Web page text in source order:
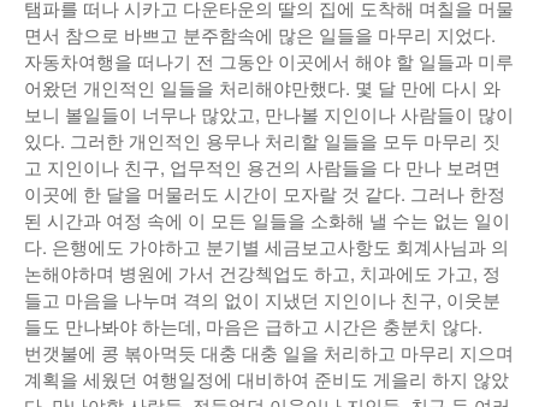
이명덕칼럼
김선옥칼럼
김원동칼럼
100인선/독자광장
100인선
독자광장
여행
인근여행지
놀이공원
낚시/비치
골프
인터뷰/탐방
탬파를 떠나 시카고 다운타운의 딸의 집에 도착해 며칠을 머물
면서 참으로 바쁘고 분주함속에 많은 일들을 마무리 지었다.
자동차여행을 떠나기 전 그동안 이곳에서 해야 할 일들과 미루
어왔던 개인적인 일들을 처리해야만했다. 몇 달 만에 다시 와
보니 볼일들이 너무나 많았고, 만나볼 지인이나 사람들이 많이
있다. 그러한 개인적인 용무나 처리할 일들을 모두 마무리 짓
고 지인이나 친구, 업무적인 용건의 사람들을 다 만나 보려면
이곳에 한 달을 머물러도 시간이 모자랄 것 같다. 그러나 한정
된 시간과 여정 속에 이 모든 일들을 소화해 낼 수는 없는 일이
다. 은행에도 가야하고 분기별 세금보고사항도 회계사님과 의
논해야하며 병원에 가서 건강첵업도 하고, 치과에도 가고, 정
들고 마음을 나누며 격의 없이 지냈던 지인이나 친구, 이웃분
들도 만나봐야 하는데, 마음은 급하고 시간은 충분치 않다.
번갯불에 콩 볶아먹듯 대충 대충 일을 처리하고 마무리 지으며
계획을 세웠던 여행일정에 대비하여 준비도 게을리 하지 않았